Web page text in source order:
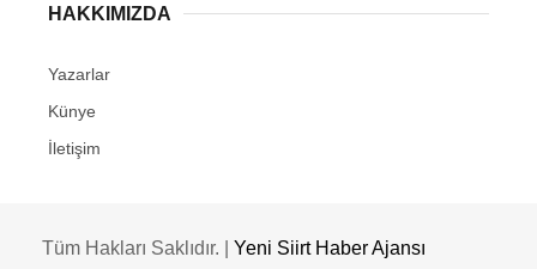
HAKKIMIZDA
Yazarlar
Künye
İletişim
Tüm Hakları Saklıdır. | Yeni Siirt Haber Ajansı